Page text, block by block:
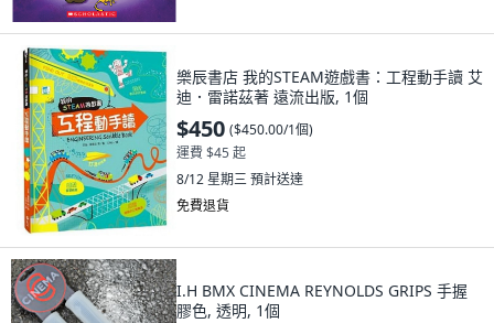
樂辰書店 我的STEAM遊戲書：工程動手讀 艾
迪．雷諾茲著 遠流出版, 1個
$450 ($450.00/1個)
運費 $45 起
8/12 星期三預計送達
免費退貨
I.H BMX CINEMA REYNOLDS GRIPS 手握
膠色, 透明, 1個